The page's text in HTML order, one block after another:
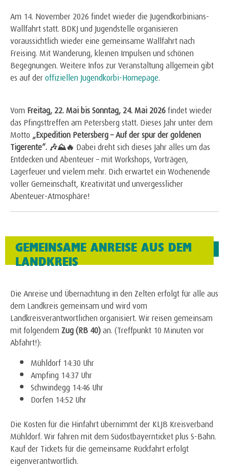
Am 14. November 2026 findet wieder die Jugendkorbinians-
Wallfahrt statt. BDKJ und Jugendstelle organisieren
voraussichtlich wieder eine gemeinsame Wallfahrt nach
Freising. Mit Wanderung, kleinen Impulsen und schönen
Begegnungen. Weitere Infos zur Veranstaltung allgemein gibt
es auf deroffiziellen Jugendkorbi-Homepage.
Vom Freitag, 22. Mai bis Sonntag, 24. Mai 2026findet wieder
das Pfingsttreffen am Petersberg statt. Dieses Jahr unter dem
Motto „Expedition Petersberg – Auf der spur der goldenen
Tigerente“. 🎶⛰🔥 Dabei dreht sich dieses Jahr alles um das
Entdecken und Abenteuer – mit Workshops, Vorträgen,
Lagerfeuer und vielem mehr. Dich erwartet ein Wochenende
voller Gemeinschaft, Kreativität und unvergesslicher
Abenteuer-Atmosphäre!
GEMEINSAME ANREISE AUS DEM
LANDKREIS
Die Anreise und Übernachtung in den Zelten erfolgt für alle aus
dem Landkreis gemeinsam und wird vom
Landkreisverantwortlichen organisiert. Wir reisen gemeinsam
mit folgendem Zug(RB 40)an. (Treffpunkt 10 Minuten vor
Abfahrt!):
Mühldorf 14:30 Uhr
Ampfing 14:37 Uhr
Schwindegg 14:46 Uhr
Dorfen 14:52 Uhr
Die Kosten für die Hinfahrt übernimmt der KLJB Kreisverband
Mühldorf. Wir fahren mit dem Südostbayernticket plus S-Bahn.
Kauf der Tickets für die gemeinsame Rückfahrt erfolgt
eigenverantwortlich.